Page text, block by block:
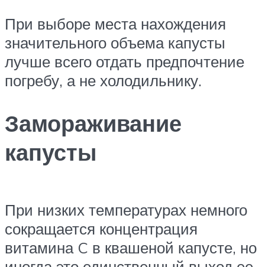
При выборе места нахождения
значительного объема капусты
лучше всего отдать предпочтение
погребу, а не холодильнику.
Замораживание
капусты
При низких температурах немного
сокращается концентрация
витамина C в квашеной капусте, но